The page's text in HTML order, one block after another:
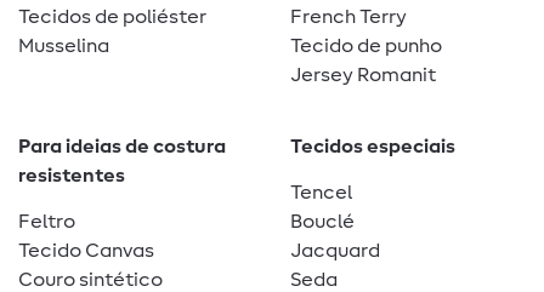
Tecidos de poliéster
Musselina
French Terry
Tecido de punho
Jersey Romanit
Para ideias de costura
resistentes
Feltro
Tecido Canvas
Couro sintético
Tecidos especiais
Tencel
Bouclé
Jacquard
Seda